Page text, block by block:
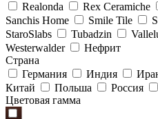
Realonda
Rex Ceramiche
Sanchis Home
Smile Tile
StaroSlabs
Tubadzin
Westerwalder
Нефрит
Страна
Германия
Индия
Китай
Польша Россия
Цветовая гамма